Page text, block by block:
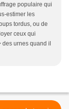
populaire qui
estimer les
tordus, ou de
ceux qui
urnes quand il